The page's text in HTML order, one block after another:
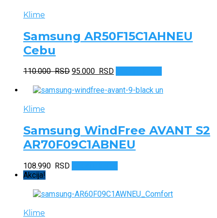
Klime
Samsung AR50F15C1AHNEU
Cebu
110.000RSD Originalna
je
95.000 RSDTrenutna
je:
Klime
Samsung WindFree AVANT S2
AR70F09C1ABNEU
108.990 RSD
Akcija!
Klime